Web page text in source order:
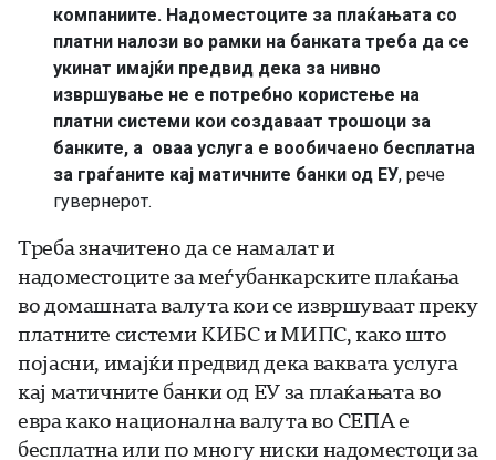
компаниите. Надоместоците за плаќањата со
платни налози во рамки на банката треба да се
укинат имајќи предвид дека за нивно
извршување не е потребно користење на
платни системи кои создаваат трошоци за
банките, а оваа услуга е вообичаено бесплатна
за граѓаните кај матичните банки од ЕУ, рече
гувернерот.
Треба значитено да се намалат и
надоместоците за меѓубанкарските плаќања
во домашната валута кои се извршуваат преку
платните системи КИБС и МИПС, како што
појасни, имајќи предвид дека ваквата услуга
кај матичните банки од ЕУ за плаќањата во
евра како национална валута во СЕПА е
бесплатна или по многу ниски надоместоци за